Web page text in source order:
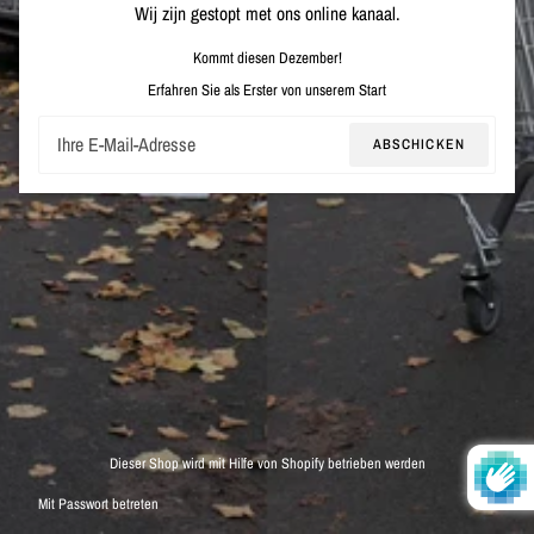
Wij zijn gestopt met ons online kanaal.
Kommt diesen Dezember!
Erfahren Sie als Erster von unserem Start
Mail
ABSCHICKEN
Dieser Shop wird mit Hilfe von Shopify betrieben werden
Mit Passwort betreten